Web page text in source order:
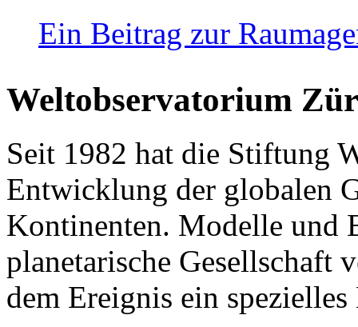
Ein Beitrag zur
Weltobservatorium
Seit 1982 hat die Stiftung
Entwicklung der globalen
Kontinenten. Modelle und
planetarische Gesellschaft
dem Ereignis ein